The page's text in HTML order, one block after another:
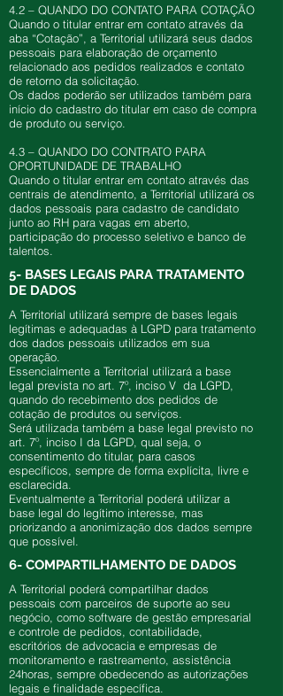
4.2 – QUANDO DO CONTATO PARA COTAÇÃO
Quando o titular entrar em contato através da
aba “Cotação”, a Territorial utilizará seus dados
pessoais para elaboração de orçamento
relacionado aos pedidos realizados e contato
de retorno da solicitação.
Os dados poderão ser utilizados também para
início do cadastro do titular em caso de compra
de produto ou serviço.
4.3 – QUANDO DO CONTRATO PARA
OPORTUNIDADE DE TRABALHO
Quando o titular entrar em contato através das
centrais de atendimento, a Territorial utilizará os
dados pessoais para cadastro de candidato
junto ao RH para vagas em aberto,
participação do processo seletivo e banco de
talentos.
5- BASES LEGAIS PARA TRATAMENTO
DE DADOS
A Territorial utilizará sempre de bases legais
legítimas e adequadas à LGPD para tratamento
dos dados pessoais utilizados em sua
operação.
Essencialmente a Territorial utilizará a base
legal prevista no art. 7º, inciso V da LGPD,
quando do recebimento dos pedidos de
cotação de produtos ou serviços.
Será utilizada também a base legal previsto no
art. 7º, inciso I da LGPD, qual seja, o
consentimento do titular, para casos
específicos, sempre de forma explícita, livre e
esclarecida.
Eventualmente a Territorial poderá utilizar a
base legal do legítimo interesse, mas
priorizando a anonimização dos dados sempre
que possível.
6- COMPARTILHAMENTO DE DADOS
A Territorial poderá compartilhar dados
pessoais com parceiros de suporte ao seu
negócio, como software de gestão empresarial
e controle de pedidos, contabilidade,
escritórios de advocacia e empresas de
monitoramento e rastreamento, assistência
24horas, sempre obedecendo as autorizações
legais e finalidade específica.